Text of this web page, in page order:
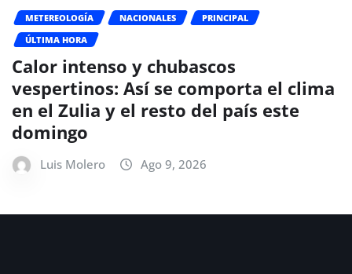
METEREOLOGÍA NACIONALES
PRINCIPAL
ÚLTIMA HORA
Calor intenso y chubascos
vespertinos: Así se comporta el clima
en el Zulia y el resto del país este
domingo
Luis Molero Ago 9, 2026